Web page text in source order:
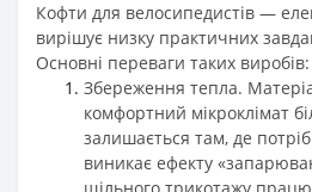
Кофти для велосипедистів —
вирішує низку практичних
Основні переваги таких виробів:
Збереження тепла.
комфортний мікроклімат
залишається там, де
виникає ефекту